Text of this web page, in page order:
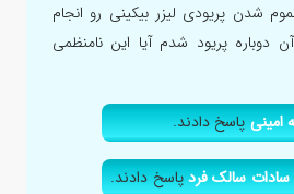
شدن پریودی لیزر بیکینی رو انجام
از آن دوباره پریود شدم آیا این نامنظمی
امینیپاسخ دادند.
سادات سالک فردپاسخ دادند.